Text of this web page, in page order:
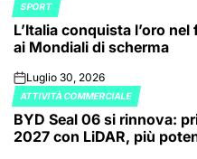
POSTED
IN
SPORT
L’Italia conquista l’oro
ai Mondiali di scherma
onLuglio 30, 2026
POSTED
IN
ATTIVITÀ COMMERCIALE
BYD Seal 06 si rinnova:
2027 con LiDAR, più